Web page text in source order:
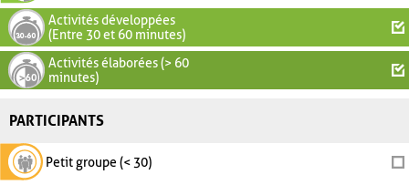
Activités développées
(Entre 30 et 60 minutes)
Activités élaborées (> 60
minutes)
PARTICIPANTS
Petit groupe (< 30)